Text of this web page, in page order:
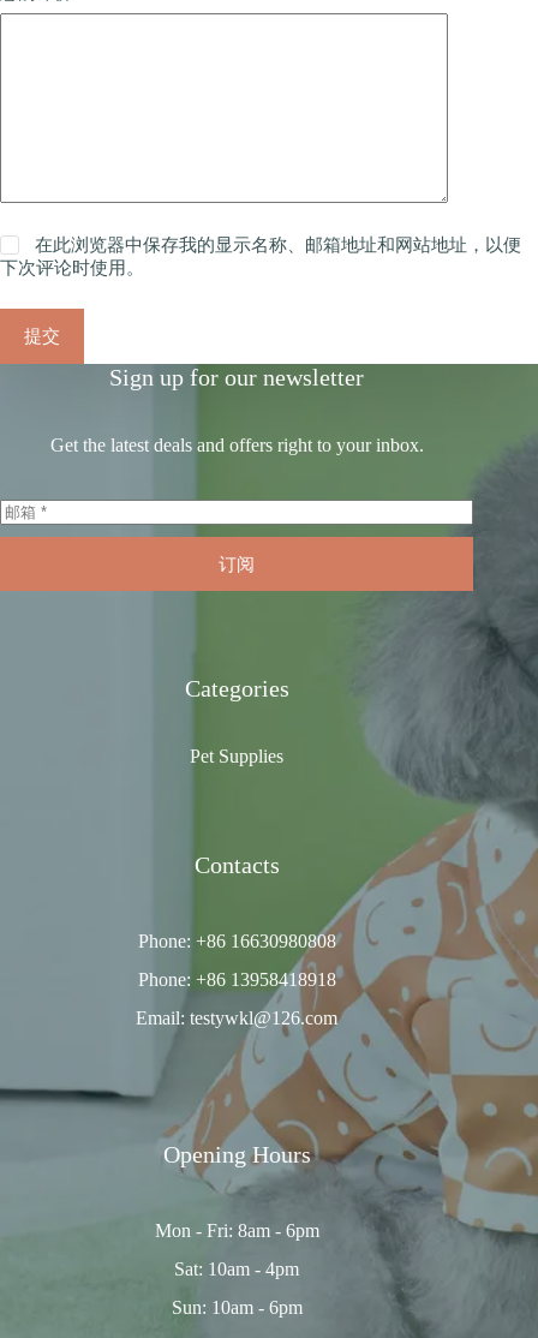
在此浏览器中保存我的显示名称、邮箱地址和网站地址，以便
下次评论时使用。
提交
Sign up for our newsletter
Get the latest deals and offers right to your inbox.
订阅
Categories
Pet Supplies
Contacts
Phone: +86 16630980808
Phone: +86 13958418918
Email: testywkl@126.com
Opening Hours
Mon - Fri: 8am - 6pm
Sat: 10am - 4pm
Sun: 10am - 6pm